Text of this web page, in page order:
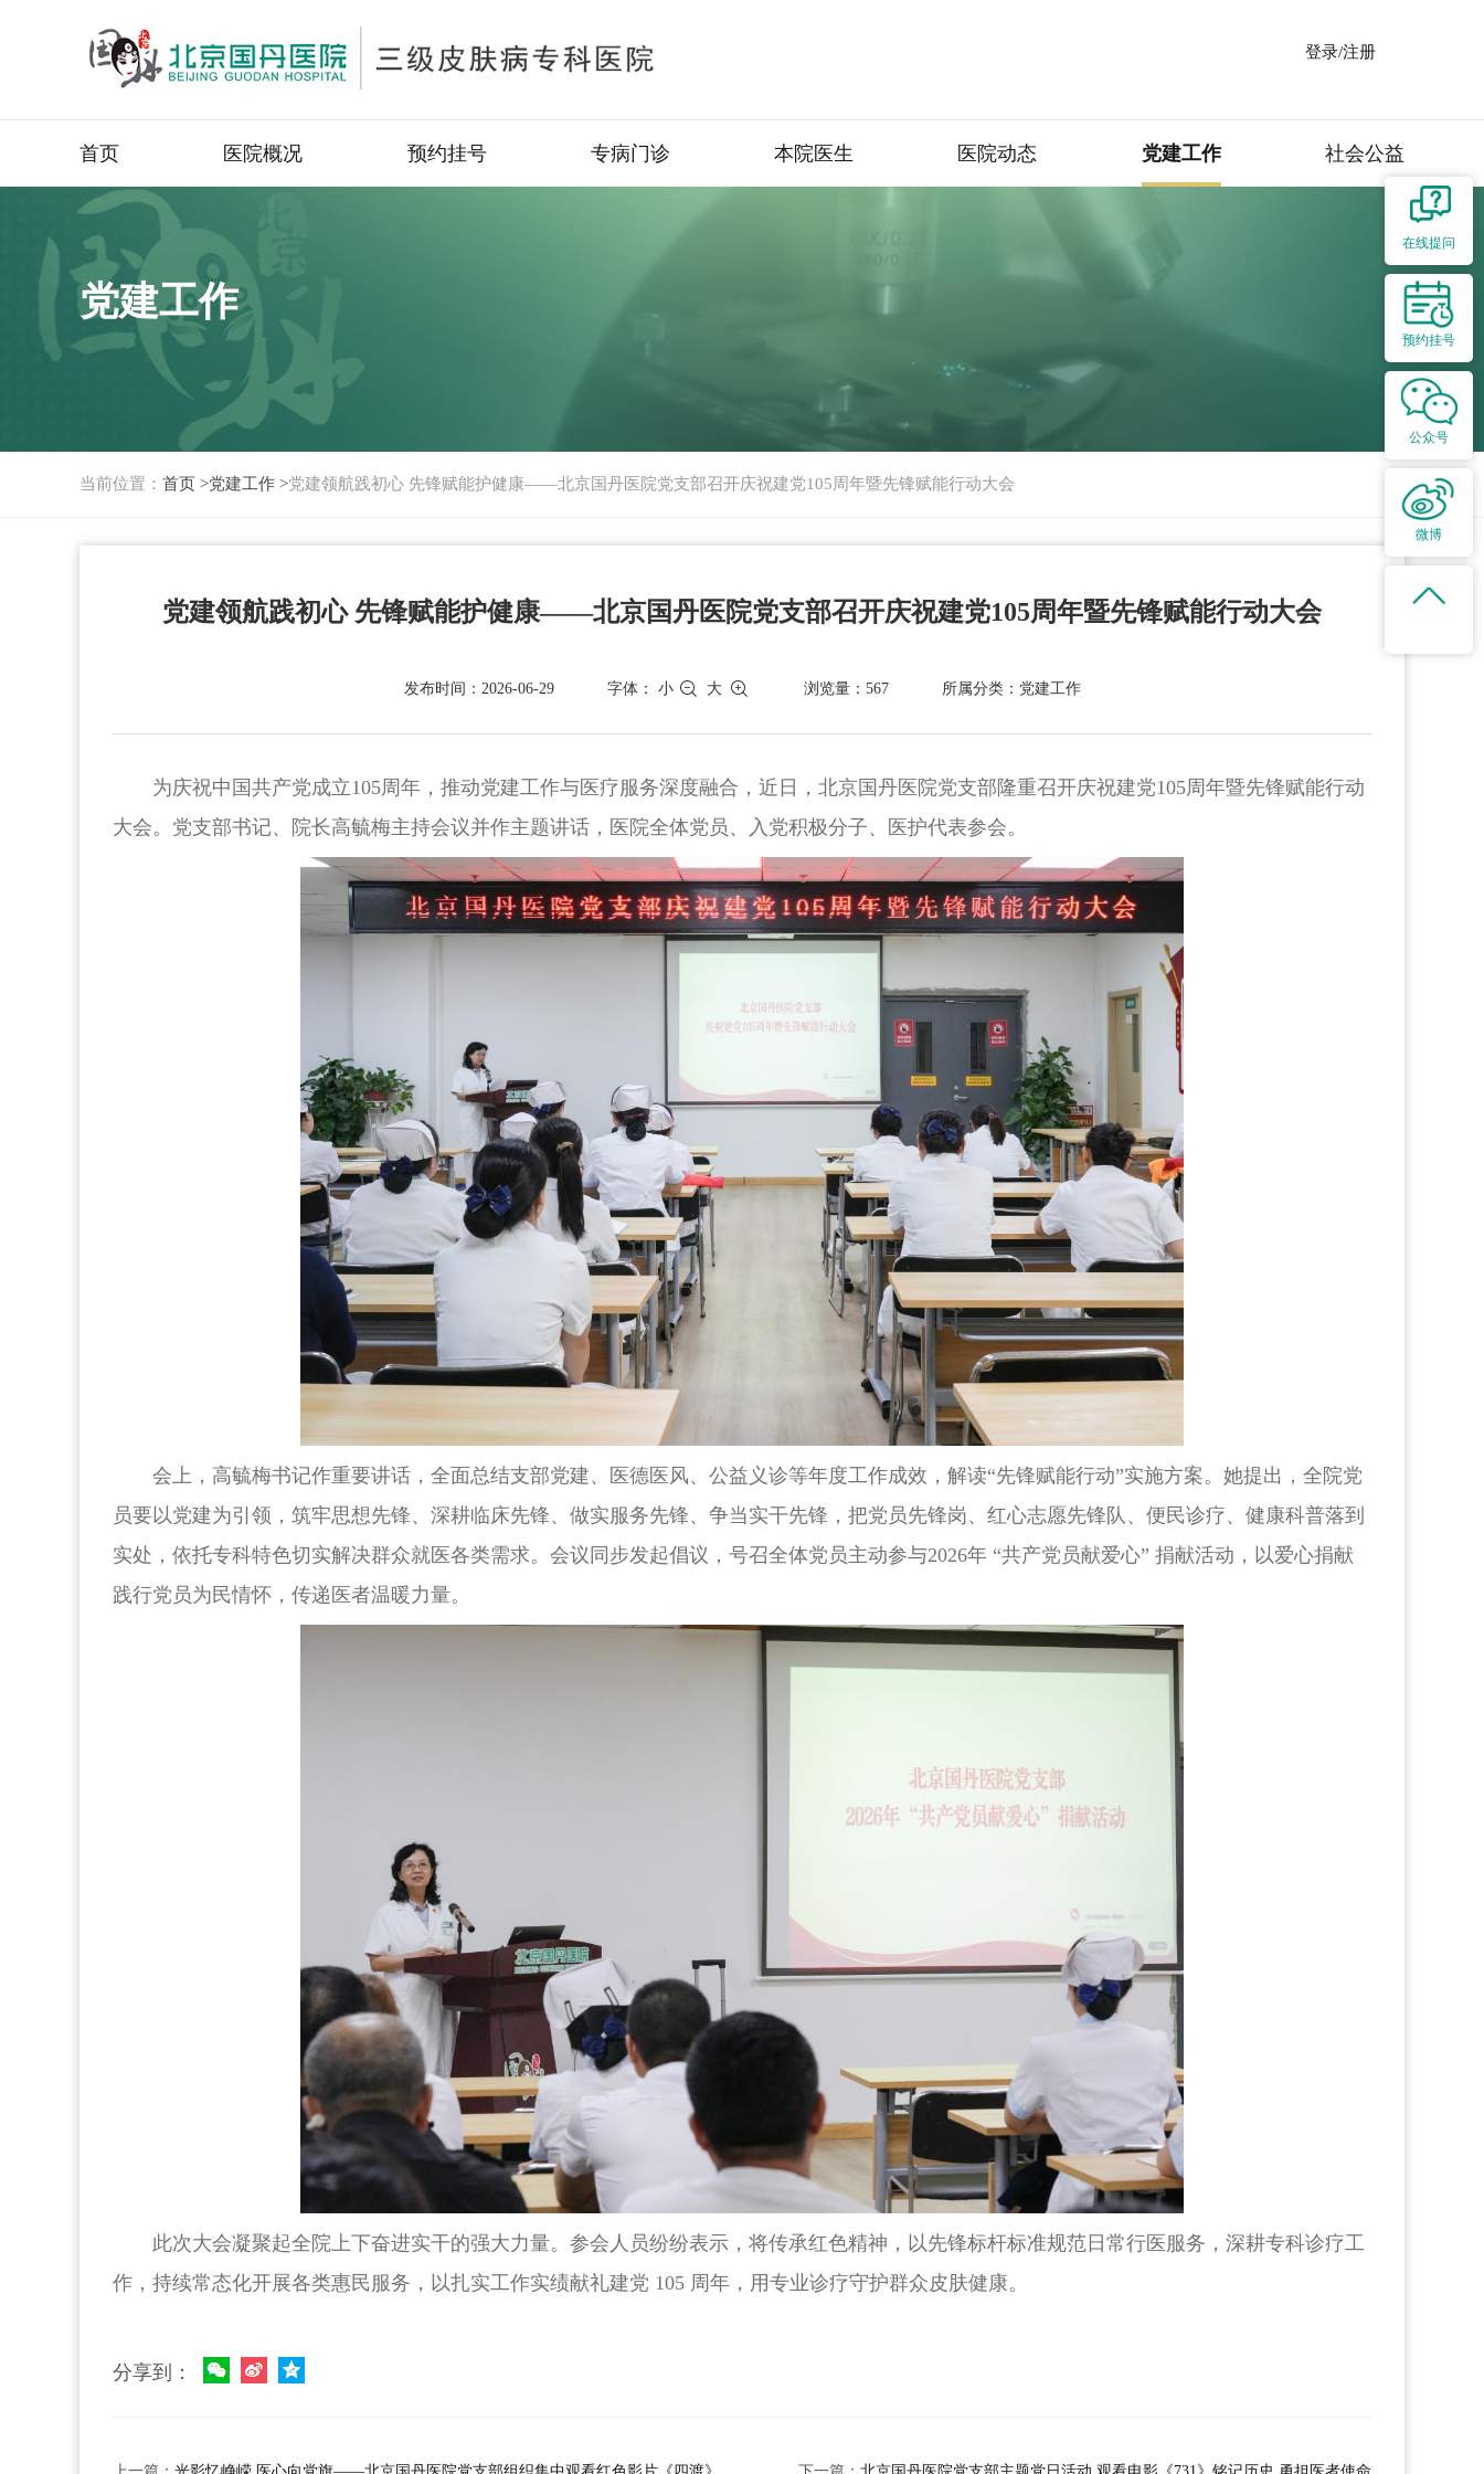
登录/注册
首页 医院概况 预约挂号 专病门诊 本院医生 医院动态 党建工作 社会公益
党建工作
当前位置： 首页 >党建工作 >党建领航践初心 先锋赋能护健康——北京国丹医院党支部召开庆祝建党105周年暨先锋赋能行动大会
党建领航践初心 先锋赋能护健康——北京国丹医院党支部召开庆祝建党105周年暨先锋赋能行动大会
发布时间：2026-06-29 字体： 小 大 浏览量：567 所属分类：党建工作
为庆祝中国共产党成立105周年，推动党建工作与医疗服务深度融合，近日，北京国丹医院党支部隆重召开庆祝建党105周年暨先锋赋能行动
大会。党支部书记、院长高毓梅主持会议并作主题讲话，医院全体党员、入党积极分子、医护代表参会。
会上，高毓梅书记作重要讲话，全面总结支部党建、医德医风、公益义诊等年度工作成效，解读“先锋赋能行动”实施方案。她提出，全院党
员要以党建为引领，筑牢思想先锋、深耕临床先锋、做实服务先锋、争当实干先锋，把党员先锋岗、红心志愿先锋队、便民诊疗、健康科普落到
实处，依托专科特色切实解决群众就医各类需求。会议同步发起倡议，号召全体党员主动参与2026年 “共产党员献爱心” 捐献活动，以爱心捐献
践行党员为民情怀，传递医者温暖力量。
此次大会凝聚起全院上下奋进实干的强大力量。参会人员纷纷表示，将传承红色精神，以先锋标杆标准规范日常行医服务，深耕专科诊疗工
作，持续常态化开展各类惠民服务，以扎实工作实绩献礼建党 105 周年，用专业诊疗守护群众皮肤健康。
分享到：
在线提问
预约挂号
公众号
微博